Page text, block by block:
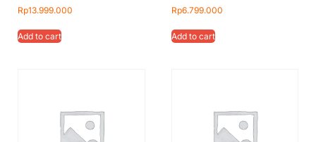
Rp13.999.000
Add to cart
Rp6.799.000
Add to cart